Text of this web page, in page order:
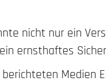
nicht nur ein
ernsthaftes
Medien